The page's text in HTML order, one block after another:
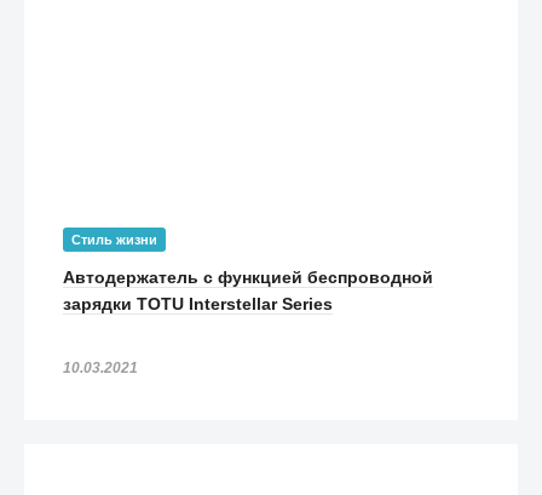
Стиль жизни
Автодержатель с функцией беспроводной
зарядки TOTU Interstellar Series
10.03.2021